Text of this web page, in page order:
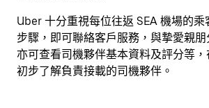
Uber 十分重視每位往返 SEA 機場的乘
步驟，即可聯絡客戶服務，與摯愛親
亦可查看司機夥伴基本資料及評分等
初步了解負責接載的司機夥伴。